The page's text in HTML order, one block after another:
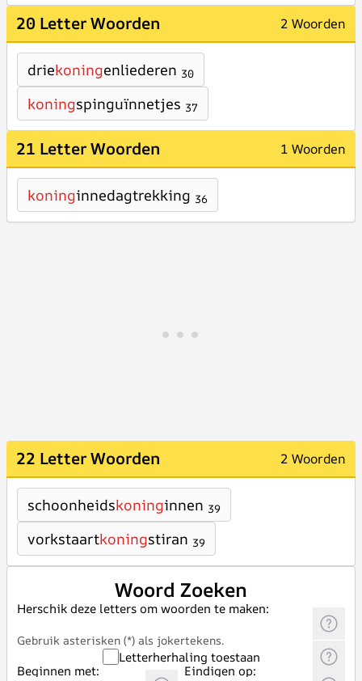
20 Letter Woorden 2 Woorden
driekoningenliederen 30
koningspinguïnnetjes 37
21 Letter Woorden 1 Woorden
koninginnedagtrekking 36
22 Letter Woorden 2 Woorden
schoonheidskoninginnen 39
vorkstaartkoningstiran 39
Woord Zoeken
Herschik deze letters om woorden te maken:
Gebruik asterisken (*) als jokertekens.
Letterherhaling toestaan
Beginnen met:
Eindigen op: